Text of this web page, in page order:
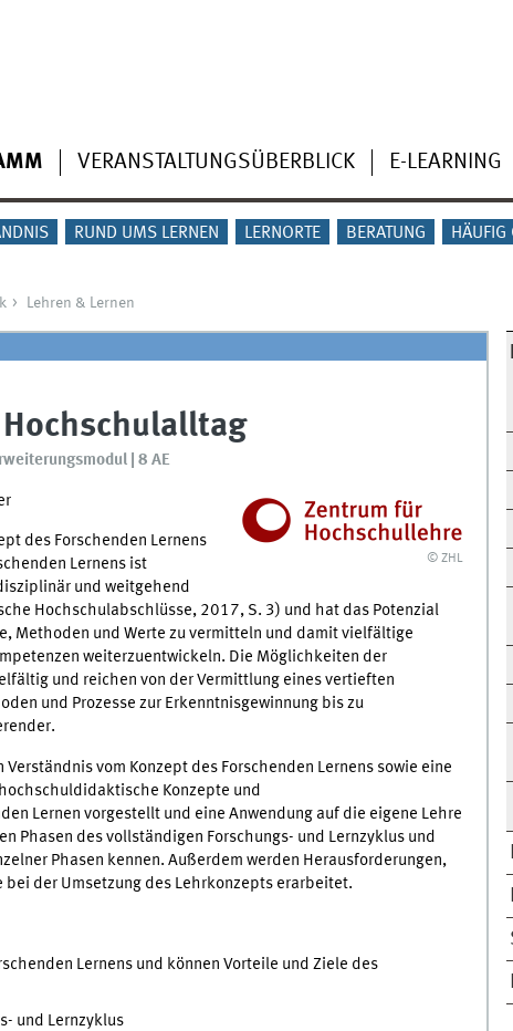
VERANSTALTUNGSÜBERBLICK E-LEARNING
RUND UMS LERNEN LERNORTE BERATUNG HÄUFIG
Lehren & Lernen
Hochschulalltag
| 8 AE
© ZHL
des Forschenden Lernens
Lernens ist
und weitgehend
Hochschulabschlüsse, 2017, S. 3) und hat das Potenzial
Methoden und Werte zu vermitteln und damit vielfältige
weiterzuentwickeln. Die Möglichkeiten der
und reichen von der Vermittlung eines vertieften
und Prozesse zur Erkenntnisgewinnung bis zu
vom Konzept des Forschenden Lernens sowie eine
Konzepte und
Lernen vorgestellt und eine Anwendung auf die eigene Lehre
Phasen des vollständigen Forschungs- und Lernzyklus und
Phasen kennen. Außerdem werden Herausforderungen,
der Umsetzung des Lehrkonzepts erarbeitet.
Lernens und können Vorteile und Ziele des
und Lernzyklus